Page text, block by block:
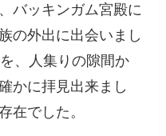
バッキンガム宮殿に
の外出に出会いまし
人集りの隙間か
かに拝見出来まし
在でした。